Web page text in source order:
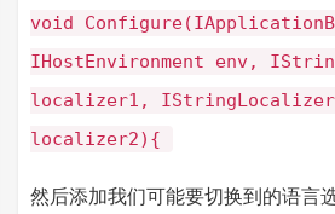
void
IHostEnvironment env,
localizer1,
localizer2){
然后添加我们可能要切换到的语言